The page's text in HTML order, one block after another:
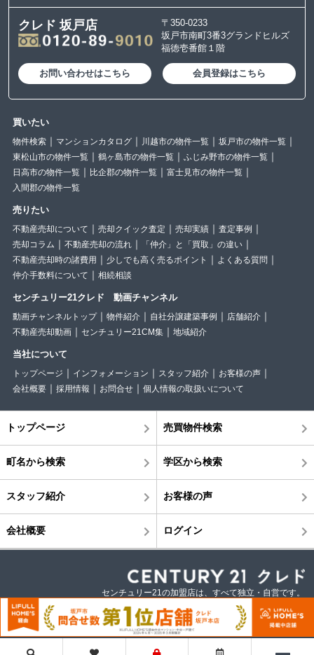
クレド 坂戸店
〒350-0233
坂戸市南町3番3グランドヒルズ
福徳壱番館１階
お問い合わせはこちら 会員登録はこちら
買いたい
物件検索 マンションカタログ 川越市の物件一覧
坂戸市の物件一覧
東松山市の物件一覧
鶴ヶ島市の物件一覧
ふじみ野市の物件一覧
日高市の物件一覧
比企郡の物件一覧
富士見市の物件一覧
入間郡の物件一覧
売りたい
不動産売却について 売却クイック査定 売却実績
査定事例
売却コラム
不動産売却の流れ
「仲介」と「買取」の違い
不動産売却時の諸費用
少しでも高く売るポイント
よくある質問
仲介手数料について
相続相談
センチュリー21クレド 動画チャンネル
動画チャンネルトップ 物件紹介 自社分譲建築事例
店舗紹介
不動産売却動画
センチュリー21CM集 地域紹介
当社について
トップページ インフォメーション スタッフ紹介
お客様の声
会社概要
採用情報 お問合せ 個人情報の取扱いについて
トップページ 売買物件検索
町名から検索 学区から検索
スタッフ紹介 お客様の声
会社概要 ログイン
センチュリー21の加盟店は、すべて独立・自営です。
©株式会社クレド